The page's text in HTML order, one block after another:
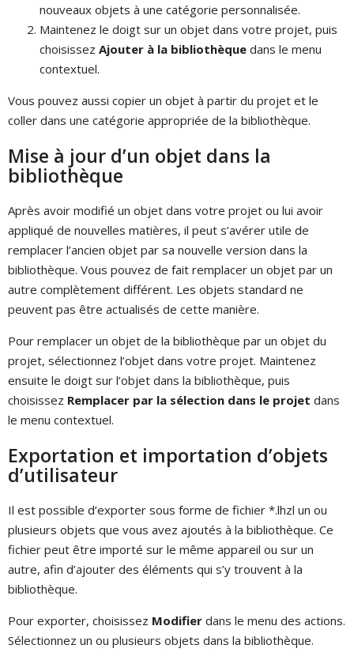
nouveaux objets à une catégorie personnalisée.
Maintenez le doigt sur un objet dans votre projet, puis
choisissez Ajouter à la bibliothèque dans le menu
contextuel.
Vous pouvez aussi copier un objet à partir du projet et le
coller dans une catégorie appropriée de la bibliothèque.
Mise à jour d’un objet dans la
bibliothèque
Après avoir modifié un objet dans votre projet ou lui avoir
appliqué de nouvelles matières, il peut s’avérer utile de
remplacer l’ancien objet par sa nouvelle version dans la
bibliothèque. Vous pouvez de fait remplacer un objet par un
autre complètement différent. Les objets standard ne
peuvent pas être actualisés de cette manière.
Pour remplacer un objet de la bibliothèque par un objet du
projet, sélectionnez l’objet dans votre projet. Maintenez
ensuite le doigt sur l’objet dans la bibliothèque, puis
choisissez Remplacer par la sélection dans le projet dans
le menu contextuel.
Exportation et importation d’objets
d’utilisateur
Il est possible d’exporter sous forme de fichier *.lhzl un ou
plusieurs objets que vous avez ajoutés à la bibliothèque. Ce
fichier peut être importé sur le même appareil ou sur un
autre, afin d’ajouter des éléments qui s’y trouvent à la
bibliothèque.
Pour exporter, choisissez Modifier dans le menu des actions.
Sélectionnez un ou plusieurs objets dans la bibliothèque.